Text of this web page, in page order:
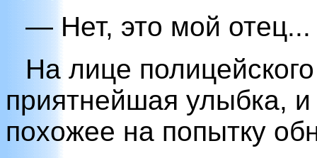
— Нет, это мой отец...
На лице
приятнейшая улыбка,
похожее на попытку